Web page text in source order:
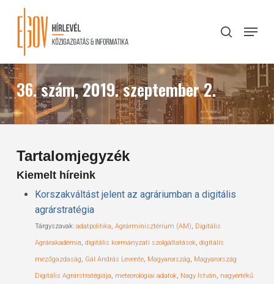
content
search
Menu
36. szám, 2019. szeptember 2.
Tartalomjegyzék
Kiemelt híreink
Korszakváltást jelent az agráriumban a digitális
agrárstratégia
Tárgyszavak: adatpolitika, Agrárminisztérium (AM), Digitális
Agrárakadémia, digitális kormányzati szolgáltatások, digitális
mezőgazdaság, Gál András Levente, Magyarország, Magyarország
Digitális Agrárstratégiája, meteorológiai adatok, Nagy István, nagyértékű
Close